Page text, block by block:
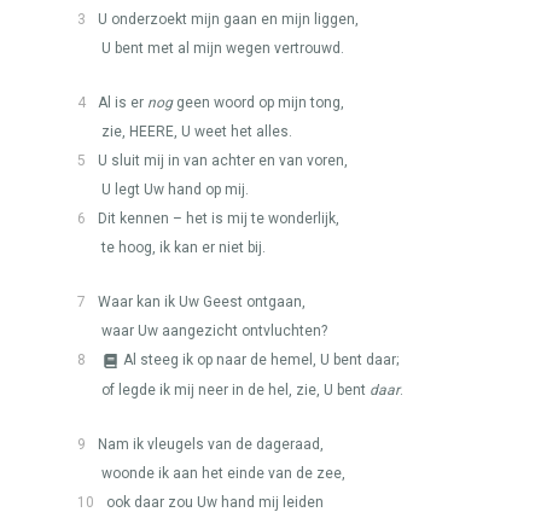
3
U onderzoekt mijn gaan en mijn liggen,
U bent met al mijn wegen vertrouwd.
4 Al is er noggeen woord op mijn tong,
zie, HEERE, U weet het alles.
5
U sluit mij in van achter en van voren,
U legt Uw hand op mij.
6
Dit kennen – het is mij te wonderlijk,
te hoog, ik kan er niet bij.
7
Waar kan ik Uw Geest ontgaan,
waar Uw aangezicht ontvluchten?
8
Al steeg ik op naar de hemel, U bent daar;
of legde ik mij neer in de hel, zie, U bent daar.
9
Nam ik vleugels van de dageraad,
woonde ik aan het einde van de zee,
10
ook daar zou Uw hand mij leiden